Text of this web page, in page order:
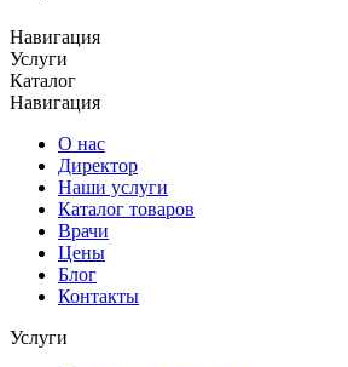
Навигация
Услуги
Каталог
Навигация
О нас
Директор
Наши услуги
Каталог товаров
Врачи
Цены
Блог
Контакты
Услуги